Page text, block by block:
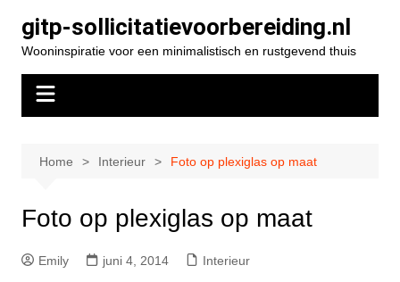
naar
inhoud
gitp-sollicitatievoorbereiding.nl
Wooninspiratie voor een minimalistisch en rustgevend thuis
Home Interieur Foto op plexiglas op maat
Foto op plexiglas op maat
Emily juni 4, 2014 Interieur